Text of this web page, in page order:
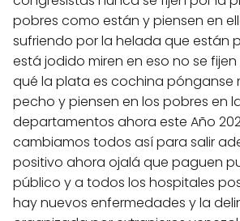
pobres como están y piensen en
sufriendo por la helada que están
está jodido miren en eso no se
qué la plata es cochina pónganse
pecho y piensen en los pobres en
departamentos ahora este Año
cambiamos todos así para salir
positivo ahora ojalá que paguen
público y a todos los hospitales
hay nuevos enfermedades y la